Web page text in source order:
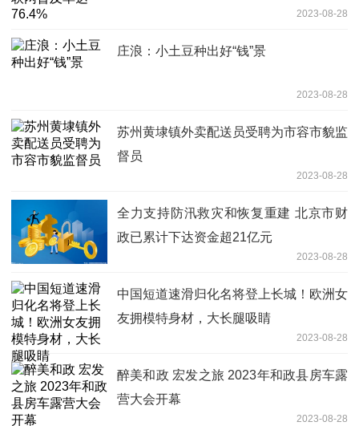
2023-08-28
庄浪：小土豆种出好“钱”景
2023-08-28
苏州黄埭镇外卖配送员受聘为市容市貌监
督员
2023-08-28
全力支持防汛救灾和恢复重建 北京市财
政已累计下达资金超21亿元
2023-08-28
中国短道速滑归化名将登上长城！欧洲女
友拥模特身材，大长腿吸睛
2023-08-28
醉美和政 宏发之旅 2023年和政县房车露
营大会开幕
2023-08-28